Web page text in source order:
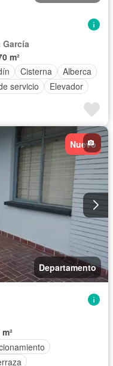
García
m²
Cisterna
Alberca
servicio
Elevador
Cocina equipada
Azotea
Agua
Asador
Zonas verdes
con closet
Permite mascotas
Nuevo
Departamento